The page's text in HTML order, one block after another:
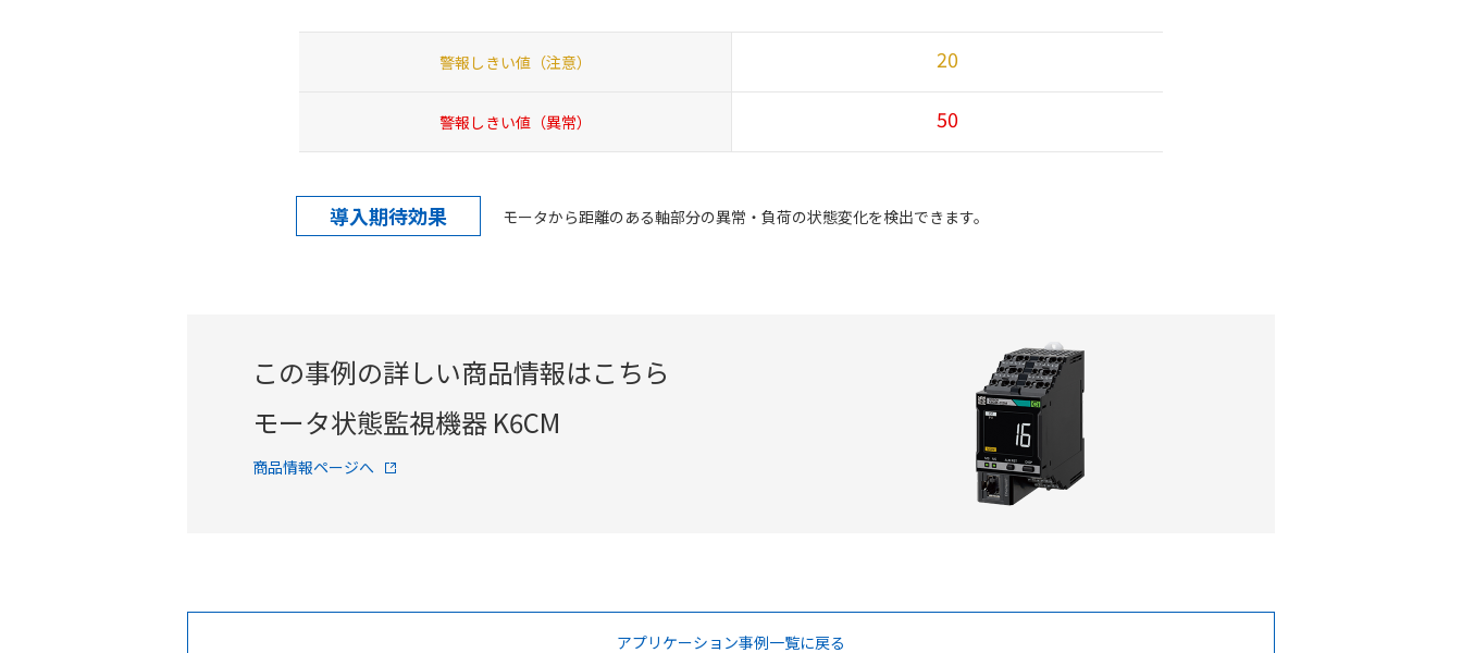
警報しきい値（注意） 20
警報しきい値（異常） 50
導入期待効果 モータから距離のある軸部分の異常・負荷の状態変化を検出できます。
この事例の詳しい商品情報はこちら
モータ状態監視機器 K6CM
商品情報ページへ
アプリケーション事例一覧に戻る